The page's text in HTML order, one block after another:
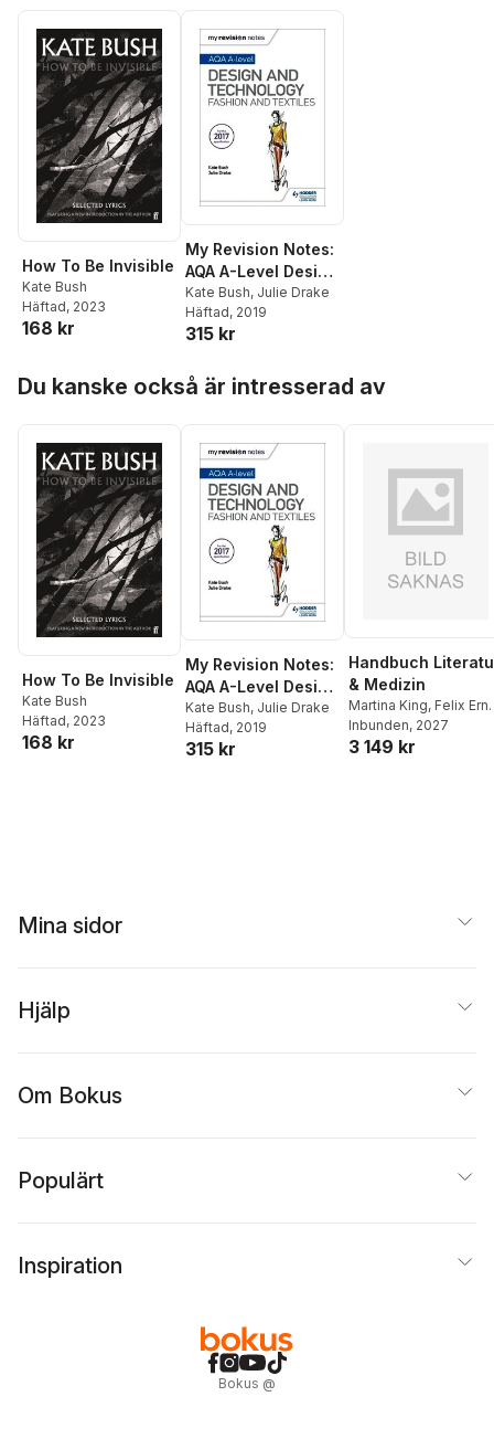
How To Be Invisible
Kate Bush
Häftad, 2023
168 kr
My Revision Notes:
AQA A-Level Design
and Technology:
Fashion and
Textiles
Kate Bush, Julie Drake
Häftad, 2019
315 kr
Du kanske också är intresserad av
How To Be Invisible
Kate Bush
Häftad, 2023
168 kr
My Revision Notes:
AQA A-Level Design
and Technology:
Fashion and
Textiles
Kate Bush, Julie Drake
Häftad, 2019
315 kr
Handbuch
& Medizin
Martina King, Felix
Rietmann
Inbunden, 2027
3 149 kr
Mina sidor
Hjälp
Om Bokus
Populärt
Inspiration
Bokus @